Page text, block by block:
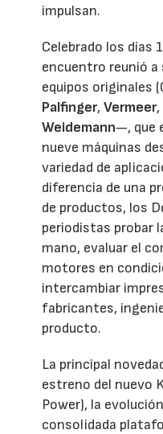
impulsan.
Celebrado los días
encuentro reunió
equipos originales
Palfinger,Vermeer,
Weidemann—, que
nueve máquinas
variedad de
diferencia de una
de productos, los
periodistas probar
mano, evaluar el
motores en
intercambiar
fabricantes,
producto.
La principal
estreno del nuevo
Power), la
consolidada